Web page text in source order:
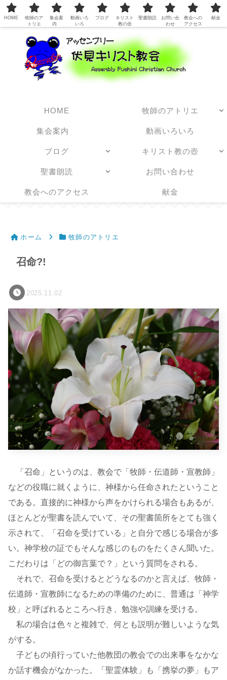
日本アッセンブリーズ・オブ・ゴッド教団
HOME 牧師のアトリエ
集会案内 動画いろいろ
ブログ キリスト教の壺
聖書朗読 お問い合わせ
教会へのアクセス 献金
ホーム 牧師のアトリエ
召命?!
2025.11.02
「召命」というのは、教会で「牧師・伝道師・宣教師」
などの役職に就くように、神様から任命されたということ
である。直接的に神様から声をかけられる場合もあるが、
ほとんどが聖書を読んでいて、その聖書箇所をとても強く
示されて、「召命を受けている」と自分で感じる場合が多
い。神学校の証でもそんな感じのものをたくさん聞いた。
こだわりは「どの御言葉で？」という質問をされる。
それで、召命を受けるとどうなるのかと言えば、牧師・
伝道師・宣教師になるための準備のために、普通は「神学
校」と呼ばれるところへ行き、勉強や訓練を受ける。
私の場合は色々と複雑で、何とも説明が難しいような気
がする。
子どもの頃行っていた他教団の教会での出来事をなかな
か話す機会がなかった。「聖霊体験」も「携挙の夢」もア
HOME
牧師のア
トリエ
集会案
内
動画いろ
いろ
ブログ
キリスト
教の壺
聖書朗読
お問い合
わせ
教会への
アクセス
献金